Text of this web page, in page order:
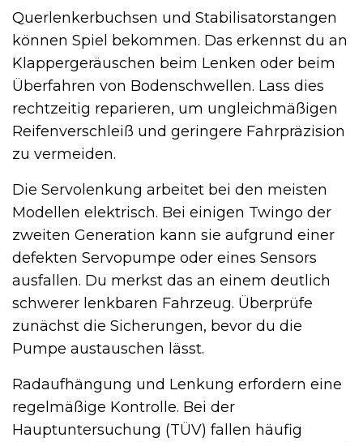
Querlenkerbuchsen und Stabilisatorstangen
können Spiel bekommen. Das erkennst du an
Klappergeräuschen beim Lenken oder beim
Überfahren von Bodenschwellen. Lass dies
rechtzeitig reparieren, um ungleichmäßigen
Reifenverschleiß und geringere Fahrpräzision
zu vermeiden.
Die Servolenkung arbeitet bei den meisten
Modellen elektrisch. Bei einigen Twingo der
zweiten Generation kann sie aufgrund einer
defekten Servopumpe oder eines Sensors
ausfallen. Du merkst das an einem deutlich
schwerer lenkbaren Fahrzeug. Überprüfe
zunächst die Sicherungen, bevor du die
Pumpe austauschen lässt.
Radaufhängung und Lenkung erfordern eine
regelmäßige Kontrolle. Bei der
Hauptuntersuchung (TÜV) fallen häufig